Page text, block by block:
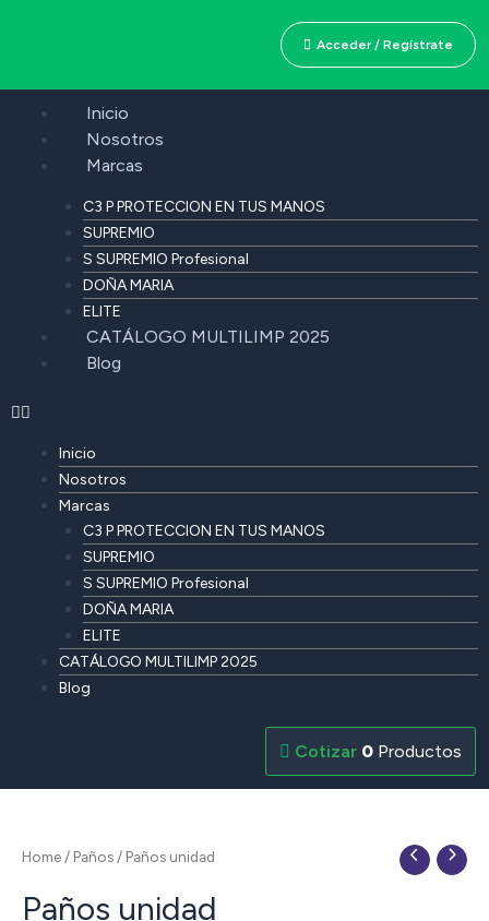
Acceder / Regístrate
Inicio
Nosotros
Marcas
C3 P PROTECCION EN TUS MANOS
SUPREMIO
S SUPREMIO Profesional
DOÑA MARIA
ELITE
CATÁLOGO MULTILIMP 2025
Blog
Inicio
Nosotros
Marcas
C3 P PROTECCION EN TUS MANOS
SUPREMIO
S SUPREMIO Profesional
DOÑA MARIA
ELITE
CATÁLOGO MULTILIMP 2025
Blog
0 Productos
Home / Paños / Paños unidad
Paños unidad